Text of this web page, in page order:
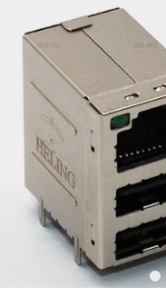
SITEMAP
PRIVACY
POLICY